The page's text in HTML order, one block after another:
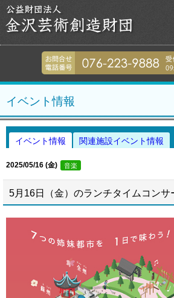
金
イベント情報
イベント情報 関連施設イベント情報
2025/05/16 (金) 音楽
5月16日（金）のランチタイムコンサ